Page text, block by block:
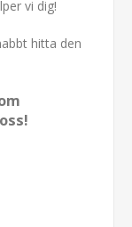
vi dig!
hitta den